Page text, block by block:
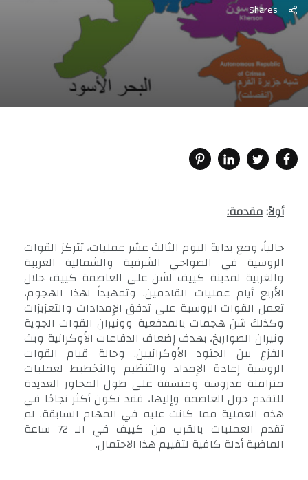
Shares
أولاً:مقدمة:
حالياً، ومع بداية اليوم الثالث عشر عمليات، تتركز القوات
الروسية في الضواحي الشرقية والشمالية الغربية
والغربية لمدينة كييف لشن على العاصمة كييف خلال
الأربع أيام عمليات القادمين. وتمهيداً لهذا الهجوم،
تعمل القوات الروسية على تدفق الإمدادات والتعزيزات
وكذلك شن هجمات بالمدفعية وونيران القوات الجوية
ونيران الصواريخ، بهدف إضعاف الدفاعات الأوكرانية وبث
الفزع بين الجنود الأوكرانيين. وحالة قيام القوات
الروسية إعادة الإمداد والتنظيم والتخطيط لعمليات
متزامنة مدروسة ومنسقة على طول المحاور العديدة
للتقدم حول العاصمة وإليها، فقد تكون أكثر نجاحًا في
هذه العملية مما كانت عليه في المهام السابقة. لم
تقدم العمليات بالقرب من كييف في الـ 72 ساعة
الماضية أدلة كافية لتقييم هذا الاحتمال.